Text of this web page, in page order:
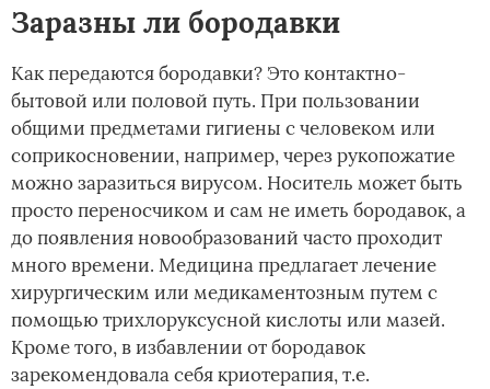
Заразны ли бородавки
Как передаются бородавки? Это контактно-
бытовой или половой путь. При пользовании
общими предметами гигиены с человеком или
соприкосновении, например, через рукопожатие
можно заразиться вирусом. Носитель может быть
просто переносчиком и сам не иметь бородавок, а
до появления новообразований часто проходит
много времени. Медицина предлагает лечение
хирургическим или медикаментозным путем с
помощью трихлоруксусной кислоты или мазей.
Кроме того, в избавлении от бородавок
зарекомендовала себя криотерапия, т.е.